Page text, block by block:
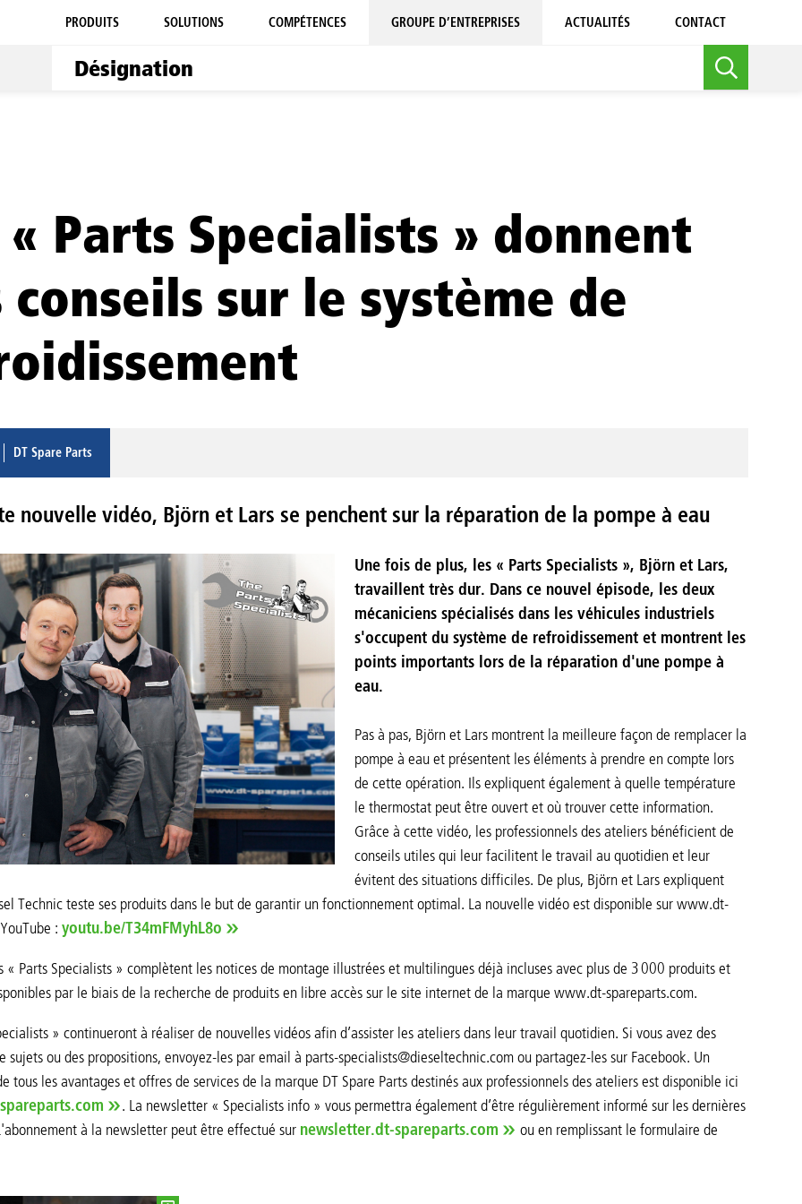
PRODUITS SOLUTIONS COMPÉTENCES GROUPE D’ENTREPRISES ACTUALITÉS CONTACT
« Parts Specialists » donnent
conseils sur le système de
DT Spare Parts
nouvelle vidéo, Björn et Lars se penchent sur la réparation de la pompe à eau
Une fois de plus, les « Parts Specialists », Björn et Lars,
travaillent très dur. Dans ce nouvel épisode, les deux
mécaniciens spécialisés dans les véhicules industriels
s'occupent du système de refroidissement et montrent les
points importants lors de la réparation d'une pompe à
eau.
Pas à pas, Björn et Lars montrent la meilleure façon de remplacer la
pompe à eau et présentent les éléments à prendre en compte lors
de cette opération. Ils expliquent également à quelle température
le thermostat peut être ouvert et où trouver cette information.
Grâce à cette vidéo, les professionnels des ateliers bénéficient de
conseils utiles qui leur facilitent le travail au quotidien et leur
évitent des situations difficiles. De plus, Björn et Lars expliquent
Technic teste ses produits dans le but de garantir un fonctionnement optimal. La nouvelle vidéo est disponible sur www.dt-
: youtu.be/T34mFMyhL8o
« Parts Specialists » complètent les notices de montage illustrées et multilingues déjà incluses avec plus de 3 000 produits et
par le biais de la recherche de produits en libre accès sur le site internet de la marque www.dt-spareparts.com.
» continueront à réaliser de nouvelles vidéos afin d’assister les ateliers dans leur travail quotidien. Si vous avez des
sujets ou des propositions, envoyez-les par email à parts-specialists@dieseltechnic.com ou partagez-les sur Facebook. Un
tous les avantages et offres de services de la marque DT Spare Parts destinés aux professionnels des ateliers est disponible ici
. La newsletter « Specialists info » vous permettra également d’être régulièrement informé sur les dernières
à la newsletter peut être effectué sur newsletter.dt-spareparts.com ou en remplissant le formulaire de